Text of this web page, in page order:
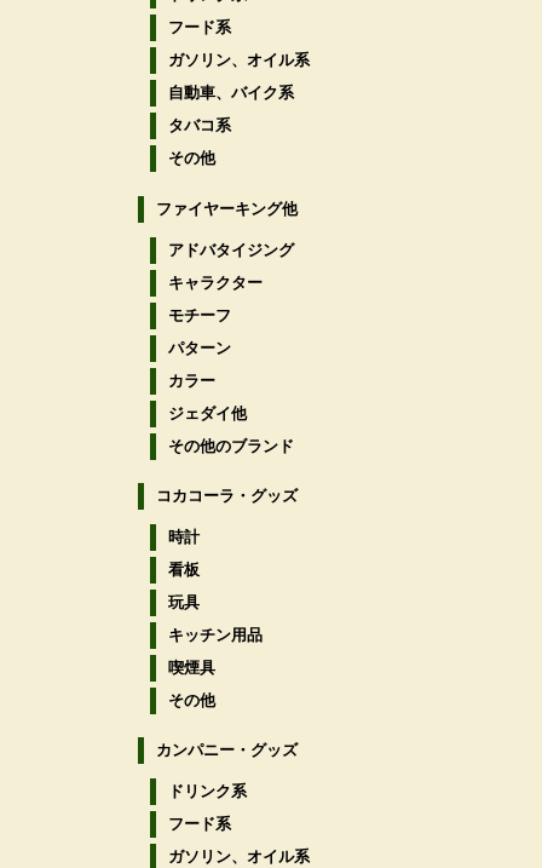
フード系
ガソリン、オイル系
自動車、バイク系
タバコ系
その他
ファイヤーキング他
アドバタイジング
キャラクター
モチーフ
パターン
カラー
ジェダイ他
その他のブランド
コカコーラ・グッズ
時計
看板
玩具
キッチン用品
喫煙具
その他
カンパニー・グッズ
ドリンク系
フード系
ガソリン、オイル系